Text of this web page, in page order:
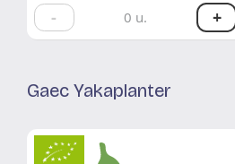
- 0 u. +
Gaec Yakaplanter